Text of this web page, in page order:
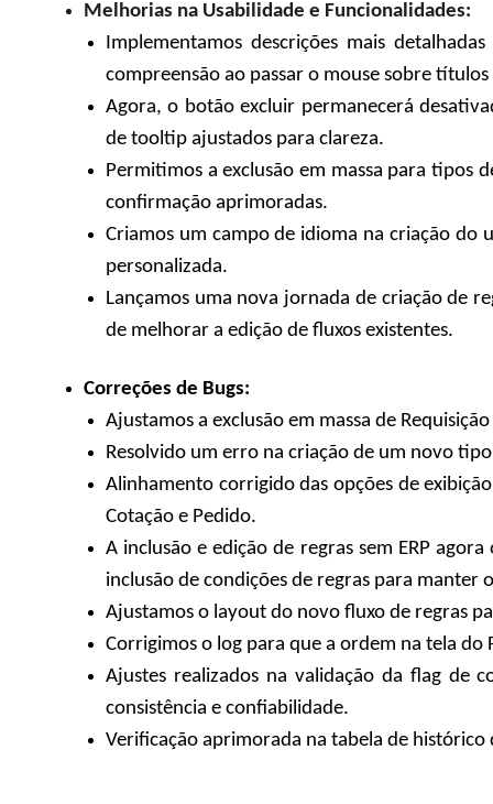
Melhorias na Usabilidade e Funcionalidades:
Implementamos descrições mais
compreensão ao passar o mouse sobre
Agora, o botão excluir permanecerá
de tooltip ajustados para clareza.
Permitimos a exclusão em massa para tipos
confirmação aprimoradas.
Criamos um campo de idioma na criação do
personalizada.
Lançamos uma nova jornada de criação de
de melhorar a edição de fluxos existentes.
Correções de Bugs:
Ajustamos a exclusão em massa de
Resolvido um erro na criação de um novo
Alinhamento corrigido das opções de
Cotação e Pedido.
A inclusão e edição de regras sem ERP
inclusão de condições de regras para manter
Ajustamos o layout do novo fluxo de regras
Corrigimos o log para que a ordem na tela do
Ajustes realizados na validação da flag de
consistência e confiabilidade.
Verificação aprimorada na tabela de histórico